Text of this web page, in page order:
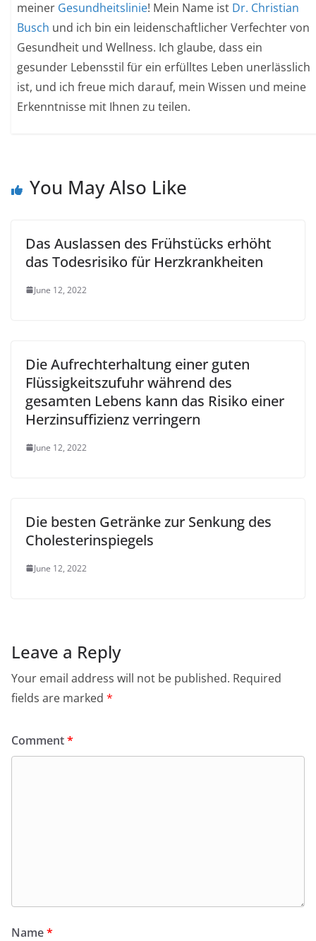
meiner Gesundheitslinie! Mein Name ist Dr. Christian
Busch und ich bin ein leidenschaftlicher Verfechter von
Gesundheit und Wellness. Ich glaube, dass ein
gesunder Lebensstil für ein erfülltes Leben unerlässlich
ist, und ich freue mich darauf, mein Wissen und meine
Erkenntnisse mit Ihnen zu teilen.
You May Also Like
Das Auslassen des Frühstücks erhöht
das Todesrisiko für Herzkrankheiten
June 12, 2022
Die Aufrechterhaltung einer guten
Flüssigkeitszufuhr während des
gesamten Lebens kann das Risiko einer
Herzinsuffizienz verringern
June 12, 2022
Die besten Getränke zur Senkung des
Cholesterinspiegels
June 12, 2022
Leave a Reply
Your email address will not be published. Required
fields are marked *
Comment*
Name*